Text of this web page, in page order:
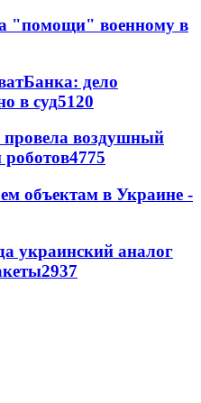
"помощи" военному в
дело
в суд5120
воздушный
4775
объектам в Украине -
украинский аналог
2937